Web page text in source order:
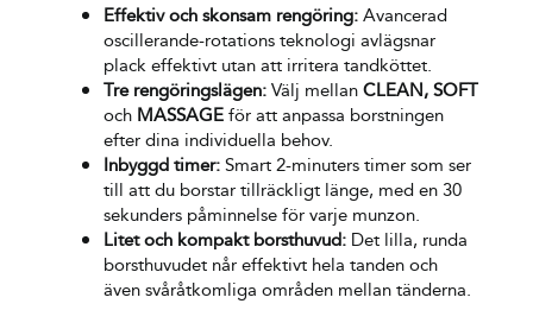
Effektiv och skonsam rengöring:Avancerad
oscillerande-rotations teknologi avlägsnar
plack effektivt utan att irritera tandköttet.
Tre rengöringslägen:Välj mellanCLEAN,SOFT
och MASSAGEför att anpassa borstningen
efter dina individuella behov.
Inbyggd timer:Smart 2-minuters timer som ser
till att du borstar tillräckligt länge, med en 30
sekunders påminnelse för varje munzon.
Litet och kompakt borsthuvud:Det lilla, runda
borsthuvudet når effektivt hela tanden och
även svåråtkomliga områden mellan tänderna.